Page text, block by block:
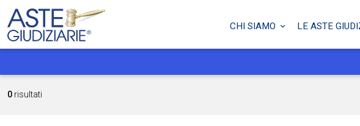
CHI SIAMO LE ASTE
0 risultati